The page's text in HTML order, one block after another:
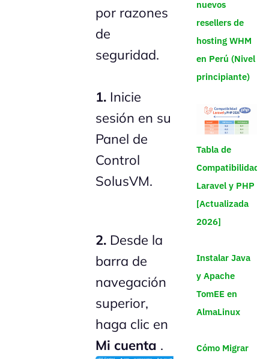
por razones
de
seguridad.
1. Inicie
sesión en su
Panel de
Control
SolusVM.
2. Desde la
barra de
navegación
superior,
haga clic en
Mi cuenta .
nuevos
resellers de
hosting WHM
en Perú (Nivel
principiante)
Tabla de
Compatibilidad
Laravel y PHP
[Actualizada
2026]
Instalar Java
y Apache
TomEE en
AlmaLinux
Cómo Migrar